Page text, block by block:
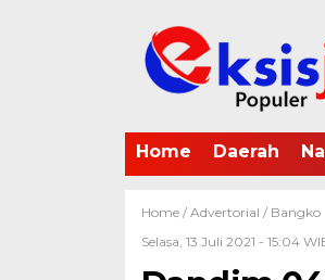
Home Daerah
Home / Advertorial / Bangko
Selasa, 13 Juli 2021 - 15:04